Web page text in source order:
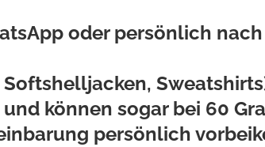
Passwort vergessen?
oder persönlich
können sogar bei 60
persönlich